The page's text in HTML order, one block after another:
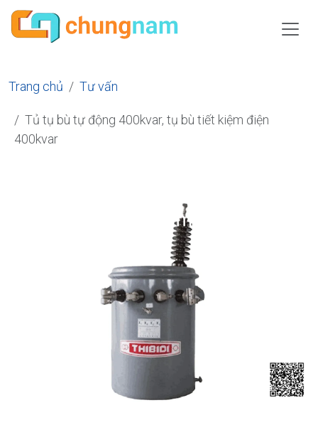
Trang chủ Tư vấn
Tủ tụ bù tự động 400kvar, tụ bù tiết kiệm điện
400kvar